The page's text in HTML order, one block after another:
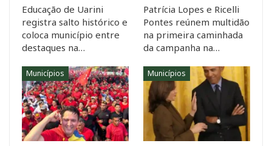
Educação de Uarini
registra salto histórico e
coloca município entre
destaques na…
Patrícia Lopes e Ricelli
Pontes reúnem multidão
na primeira caminhada
da campanha na…
Municípios Municípios